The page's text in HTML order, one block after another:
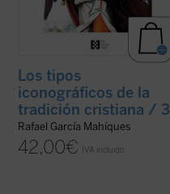
Los tipos
iconográficos de la
tradición cristiana / 3
Rafael García Mahíques
42,00€ IVA incluido